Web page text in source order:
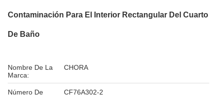
Contaminación Para El Interior Rectangular Del Cuarto
De Baño
Nombre De La
Marca:
CHORA
Número De
CF76A302-2